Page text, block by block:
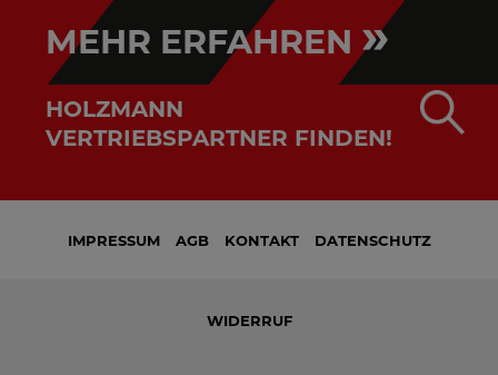
MEHR ERFAHREN »
HOLZMANN
VERTRIEBSPARTNER FINDEN!
IMPRESSUM AGB KONTAKT DATENSCHUTZ
WIDERRUF